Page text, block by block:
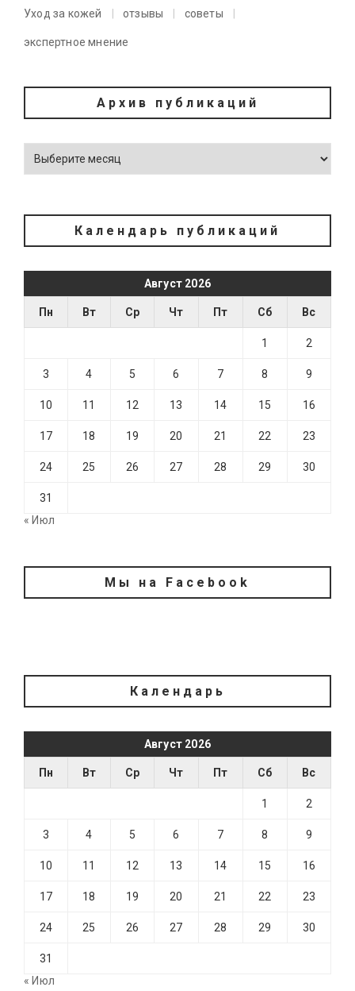
Уход за кожей отзывы советы
экспертное мнение
Архив публикаций
Календарь публикаций
Август 2026
Пн Вт Ср Чт Пт Сб Вс
1 2
3 4 5 6 7 8 9
10 11 12 13 14 15 16
17 18 19 20 21 22 23
24 25 26 27 28 29 30
31
« Июл
Мы на Facebook
Календарь
Август 2026
Пн Вт Ср Чт Пт Сб Вс
1 2
3 4 5 6 7 8 9
10 11 12 13 14 15 16
17 18 19 20 21 22 23
24 25 26 27 28 29 30
31
« Июл